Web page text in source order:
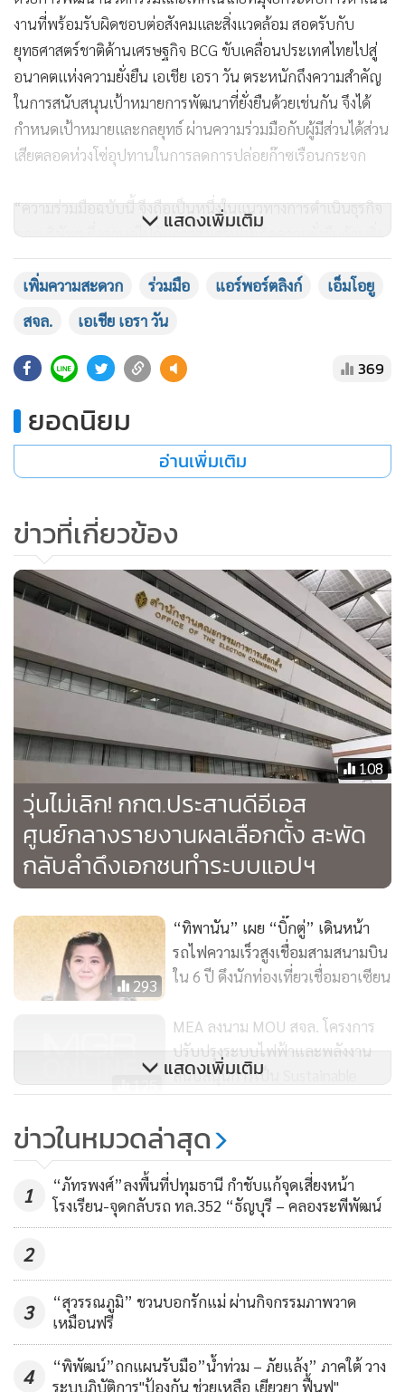
งานที่พร้อมรับผิดชอบต่อสังคมและสิ่งแวดล้อม สอดรับกับ
ยุทธศาสตร์ชาติด้านเศรษฐกิจ BCG ขับเคลื่อนประเทศไทยไปสู่
อนาคตแห่งความยั่งยืน เอเชีย เอรา วัน ตระหนักถึงความสำคัญ
ในการสนับสนุนเป้าหมายการพัฒนาที่ยั่งยืนด้วยเช่นกัน จึงได้
กำหนดเป้าหมายและกลยุทธ์ ผ่านความร่วมมือกับผู้มีส่วนได้ส่วน
เสียตลอดห่วงโซ่อุปทานในการลดการปล่อยก๊าซเรือนกระจก
“ความร่วมมือฉบับนี้ จึงถือเป็นหนึ่งในแนวทางการดำเนินธุรกิจ
ของบริษัทฯ ซึ่งควบคู่ไปกับการส่งเสริมให้เกิดความยั่งยืนด้านสิ่ง
แวดล้อม โดยการพัฒนาจุดจอดรถโดยสารไฟฟ้าเพื่อเป็นอีกหนึ่ง
ช่องทางในการเดินทางไป-กลับระหว่างรถไฟฟ้า แอร์พอร์ต เรล
ลิงก์และสถาบันฯ นับเป็นหนึ่งในโครงการนำร่องที่เราได้ร่วมมือ
ของสถาบันฯ
โดยได้เริ่มให้บริการแล้วตั้งแต่เดือนธันวาคม 2565 โดยเราหวัง
เป็นอย่างยิ่งว่าโครงการนี้จะส่งผลสำคัญต่อการลดมลพิษทาง
อากาศ ด้วยความมุ่งมั่นในการให้บริการที่เป็นเลิศและการ
เราจึงได้กำหนดกรอบข้อตกลงในการประชาสัมพันธ์ข้อมูล
ข่าวสารอันเป็นประโยชน์จากบริษัทฯ ผ่านช่องทางการสื่อสาร
ภายในสจล. รวมไปถึงการส่งเสริมการจัดกิจกรรมของนักศึกษาใน
พื้นที่บริเวณสถานีรถไฟฟ้าแอร์พอร์ตเรลลิงก์อีกด้วย” นาย
สฤษดิ์กล่าวเพิ่มเติม
ด้าน รศ.ดร.คมสัน มาลีสี รักษาการแทนอธิการบดี สถาบัน
เทคโนโลยีพระจอมเกล้าเจ้าคุณทหารลาดกระบัง (สจล.) เปิดเผย
ว่า สจล.ตระหนักดีถึงปัญหาของเมืองและการพัฒนาก้าวสู่การ
เป็นเมืองอัจฉริยะ หรือ smart city จึงเร่งศึกษาวิจัยสร้างองค์
ความรู้ด้านระบบขนส่งมวลชน ตลอดจนการเชื่อมต่อการเดิน
ทางอย่างไร้รอยต่ออย่างยั่งยืน หนึ่งในกรอบข้อตกลงสำคัญภาย
ใต้ MOU ฉบับนี้ คือความร่วมมือในการสนับสนุนให้โครงการการ
พัฒนาจุดจอดรถโดยสารไฟฟ้าเพื่ออำนวยความสะดวกด้านการ
เดินทางแก่บุคลากร สจล. ประสบความสำเร็จ อันจะนำไปสู่การ
ลดการใช้รถยนต์ส่วนตัว รวมไปถึงการแก้ไขปัญหาการจราจร
ติดขัด ซึ่งสอดคล้องกับแนวนโยบายการบริหารงานของ สจล. ใน
การวางแนวทางแก้ไขปัญหาและพัฒนานวัตกรรมให้สอดรับกับ
การเป็นเมืองอัจฉริยะในอนาคต
“บริษัท เอเชีย เอรา วัน เป็นบริษัทที่มีความพร้อม มี
ประสบการณ์ในการให้บริการการเดินทางด้วยระบบขนส่งทาง
รางที่ทันสมัย การลงนามในครั้งนี้เป็นเพียงจุดเริ่มต้น ทั้งในด้าน
การให้บริการ เพื่อหวังยกระดับคุณภาพชีวิตให้กับประชน รวม
ทั้งเพิ่มศักยภาพทางการศึกษา วิจัย พัฒนาบุคลากร นักศึกษา
และสนับสนุนให้เกิดความก้าวหน้าทางเทคโนโลยี และสร้างสรรค์
นวัตกรรมที่ตอบโจทย์การใช้งานของโลกยุคใหม่ รวมทั้งยังมีความ
มุ่งหวังที่จะขยายโอกาสดังกล่าวไปสู่ชุมชนและสังคมรอบข้าง
เพื่ออำนวยความสะดวกให้ประชาชน” รศ.ดร.คมสันกล่าว
แสดงเพิ่มเติม
เพิ่มความสะดวก ร่วมมือ แอร์พอร์ตลิงก์
เอ็มโอยู
สจล.
เอเชีย เอรา วัน
369
ยอดนิยม
อ่านเพิ่มเติม
ข่าวที่เกี่ยวข้อง
108
วุ่นไม่เลิก! กกต.ประสานดีอีเอส
ศูนย์กลางรายงานผลเลือกตั้ง สะพัด
กลับลำดึงเอกชนทำระบบแอปฯ
293
“ทิพานัน” เผย “บิ๊กตู่” เดินหน้า
รถไฟความเร็วสูงเชื่อมสามสนามบิน
ใน 6 ปี ดึงนักท่องเที่ยวเชื่อมอาเซียน
125
MEA ลงนาม MOU สจล. โครงการ
ปรับปรุงระบบไฟฟ้าและพลังงาน
สนับสนุนการเป็น Sustainable
Green University
294
“ศักดิ์สยาม” เป็น ปธ.เปิดบริการ
รถไฟทางไกล และปล่อยเที่ยว
ปฐมฤกษ์ สถานีกลางกรุงเทพอภิ
วัฒน์-มธ.
แสดงเพิ่มเติม
ข่าวในหมวดล่าสุด
1
“ภัทรพงศ์”ลงพื้นที่ปทุมธานี กำชับแก้จุดเสี่ยงหน้า
โรงเรียน-จุดกลับรถ ทล.352 “ธัญบุรี – คลองระพีพัฒน์
2
3
“สุวรรณภูมิ” ชวนบอกรักแม่ ผ่านกิจกรรมภาพวาด
เหมือนฟรี
4
“พิพัฒน์”ถกแผนรับมือ”น้ำท่วม – ภัยแล้ง” ภาคใต้ วาง
ระบบฎิบัติการ"ป้องกัน ช่วยเหลือ เยียวยา ฟื้นฟู"